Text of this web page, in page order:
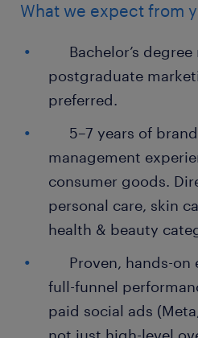
What we expect from
Bachelor’s degree
postgraduate
preferred.
5–7 years of
management
consumer goods.
personal care, skin
health & beauty
Proven, hands-on
full-funnel
paid social ads